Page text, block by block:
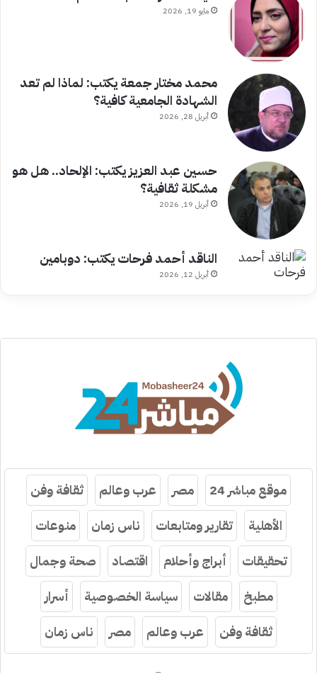
مايو 19, 2026
محمد مختار جمعة يكتب: لماذا لم تعد
الشهادة الجامعية كافية؟
أبريل 28, 2026
حسين عبد العزيز يكتب: الإلحاد.. هل هو
مشكلة ثقافية؟
أبريل 19, 2026
الناقد أحمد فرحات يكتب: دوبامين
أبريل 12, 2026
موقع مباشر 24 مصر عرب وعالم
ثقافة وفن
الأهلية
تقارير ومتابعات ناس زمان
منوعات
تحقيقات
أبراج وأحلام اقتصاد
صحة وجمال
مطبخ
مقالات سياسة الخصوصية
أسرار
ثقافة وفن
عرب وعالم مصر ناس زمان